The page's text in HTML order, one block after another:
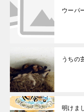
ウーパ
うちの
明けま